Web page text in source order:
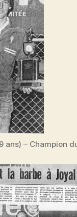
ans) – Champion